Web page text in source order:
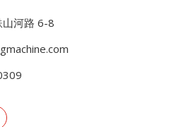
山河路 6-8